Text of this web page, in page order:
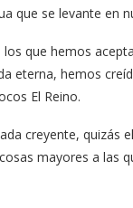
que se levante en
que hemos
eterna, hemos
El Reino.
creyente, quizás
mayores a